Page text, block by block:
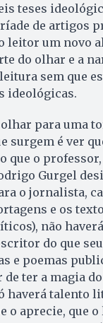
teses
de artigos
leitor um novo
do olhar e a
sem que
ideológicas.
para uma
surgem é ver
que o professor,
Gurgel
o jornalista,
e os
não
do que
e poemas
de ter a magia
haverá talento
o aprecie, que o